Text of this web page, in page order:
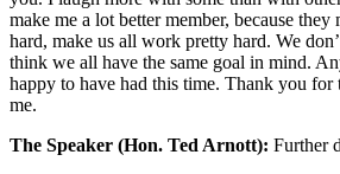
make me a lot better member, because
hard, make us all work pretty hard. We
think we all have the same goal in mind.
happy to have had this time. Thank you for
me.
The Speaker (Hon. Ted Arnott): Further